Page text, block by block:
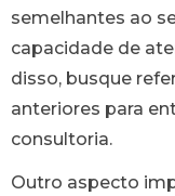
semelhantes ao
capacidade de
disso, busque
anteriores para
consultoria.
Outro aspecto